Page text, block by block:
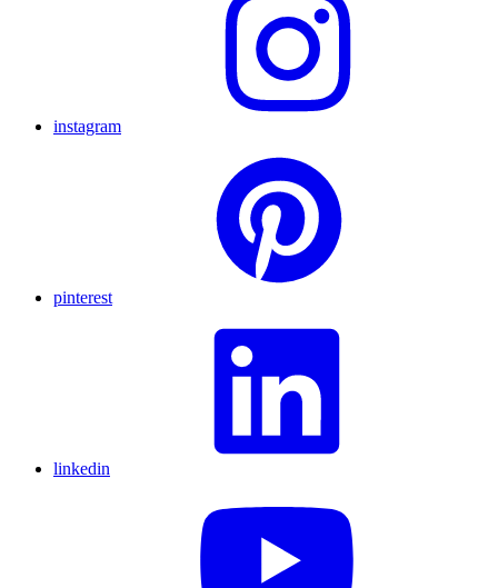
instagram
pinterest
linkedin